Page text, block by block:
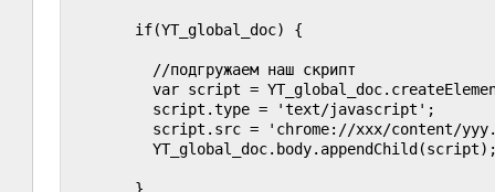
          //подгружаем наш скрипт